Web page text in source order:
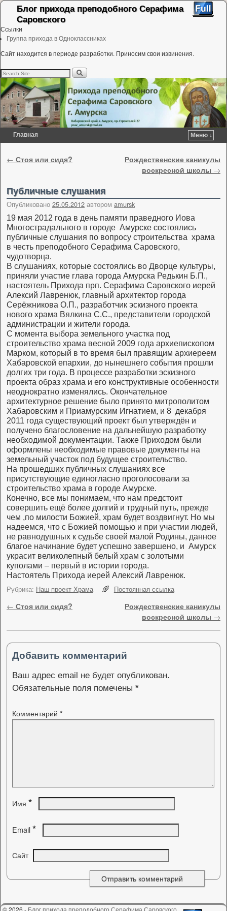
Блог прихода преподобного Серафима
Саровского
Ссылки
Группа прихода в Одноклассниках
Сайт находится в периоде разработки. Приносим свои извинения.
Главная
Меню ↓
Навигация по записям
← Стоя или сидя?
Рождественские каникулы
воскресной школы →
Публичные слушания
Опубликовано 25.05.2012 автором amursk
19 мая 2012 года в день памяти праведного Иова
Многострадального в городе Амурске состоялись
публичные слушания по вопросу строительства храма
в честь преподобного Серафима Саровского,
чудотворца.
В слушаниях, которые состоялись во Дворце культуры,
приняли участие глава города Амурска Редькин Б.П.,
настоятель Прихода прп. Серафима Саровского иерей
Алексий Лавренюк, главный архитектор города
Серёжникова О.П., разработчик эскизного проекта
нового храма Вялкина С.С., представители городской
администрации и жители города.
С момента выбора земельного участка под
строительство храма весной 2009 года архиепископом
Марком, который в то время был правящим архиереем
Хабаровской епархии, до нынешнего события прошли
долгих три года. В процессе разработки эскизного
проекта образ храма и его конструктивные особенности
неоднократно изменялись. Окончательное
архитектурное решение было принято митрополитом
Хабаровским и Приамурским Игнатием, и 8 декабря
2011 года существующий проект был утверждён и
получено благословение на дальнейшую разработку
необходимой документации. Также Приходом были
оформлены необходимые правовые документы на
земельный участок под будущее строительство.
На прошедших публичных слушаниях все
присутствующие единогласно проголосовали за
строительство храма в городе Амурске.
Конечно, все мы понимаем, что нам предстоит
совершить ещё более долгий и трудный путь, прежде
чем ,по милости Божией, храм будет воздвигнут. Но мы
надеемся, что с Божией помощью и при участии людей,
не равнодушных к судьбе своей малой Родины, данное
благое начинание будет успешно завершено, и Амурск
украсит великолепный белый храм с золотыми
куполами – первый в истории города.
Настоятель Прихода иерей Алексий Лавренюк.
Рубрика: Наш проект Храма Постоянная ссылка
Навигация по записям
← Стоя или сидя?
Рождественские каникулы
воскресной школы →
Добавить комментарий
Ваш адрес email не будет опубликован.
Обязательные поля помечены *
Комментарий *
Имя *
Email *
Сайт